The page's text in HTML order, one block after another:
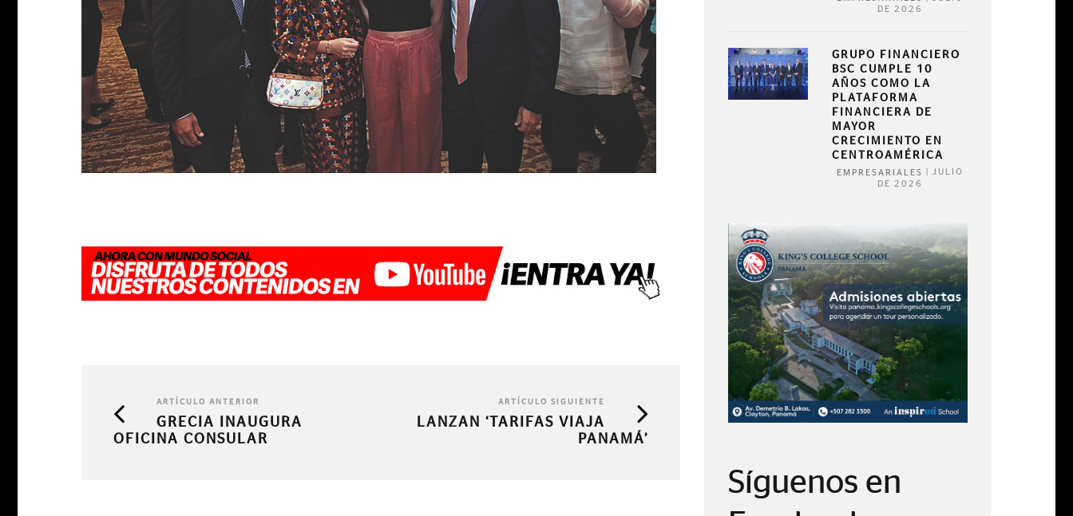
ARTÍCULO ANTERIOR
GRECIA INAUGURA
OFICINA CONSULAR
ARTÍCULO SIGUIENTE
LANZAN ‘TARIFAS VIAJA
PANAMÁ’
DE 2026
GRUPO FINANCIERO
BSC CUMPLE 10
AÑOS COMO LA
PLATAFORMA
FINANCIERA DE
MAYOR
CRECIMIENTO EN
CENTROAMÉRICA
EMPRESARIALES
JULIO
DE 2026
Síguenos en